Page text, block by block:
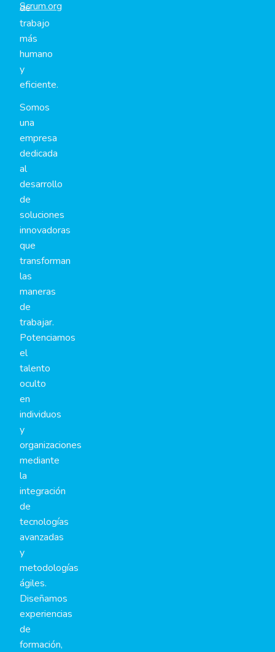
de
trabajo
más
humano
y
eficiente.
Somos
una
empresa
dedicada
al
desarrollo
de
soluciones
innovadoras
que
transforman
las
maneras
de
trabajar.
Potenciamos
el
talento
oculto
en
individuos
y
organizaciones
mediante
la
integración
de
tecnologías
avanzadas
y
metodologías
ágiles.
Diseñamos
experiencias
de
formación,
Scrum.org